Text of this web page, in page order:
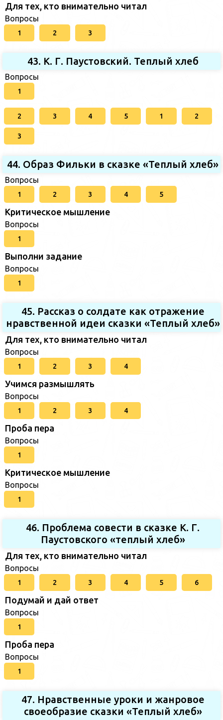
Для тех, кто внимательно читал
Вопросы
1 2 3
43. К. Г. Паустовский. Теплый хлеб
Вопросы
1
2 3 4 5 1 2
3
44. Образ Фильки в сказке «Теплый хлеб»
Вопросы
1 2 3 4 5
Критическое мышление
Вопросы
1
Выполни задание
Вопросы
1
45. Рассказ о солдате как отражение
нравственной идеи сказки «Теплый хлеб»
Для тех, кто внимательно читал
Вопросы
1 2 3 4
Учимся размышлять
Вопросы
1 2 3 4
Проба пера
Вопросы
1
Критическое мышление
Вопросы
1
46. Проблема совести в сказке К. Г.
Паустовского «теплый хлеб»
Для тех, кто внимательно читал
Вопросы
1 2 3 4 5 6
Подумай и дай ответ
Вопросы
1
Проба пера
Вопросы
1
47. Нравственные уроки и жанровое
своеобразие сказки «Теплый хлеб»